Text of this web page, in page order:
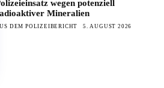
wegen potenziell
Mineralien
DEM POLIZEIBERICHT 5. AUGUST 2026